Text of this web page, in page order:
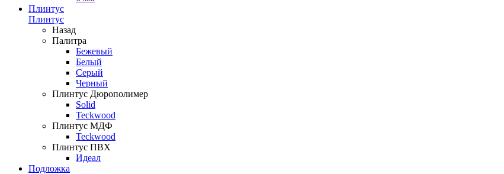
Плинтус
Плинтус
Назад
Палитра
Бежевый
Белый
Серый
Черный
Плинтус Дюрополимер
Solid
Teckwood
Плинтус МДФ
Teckwood
Плинтус ПВХ
Идеал
Подложка